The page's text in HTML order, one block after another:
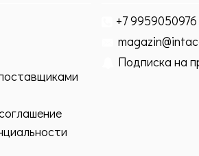
+7 9959050976
Подписка на